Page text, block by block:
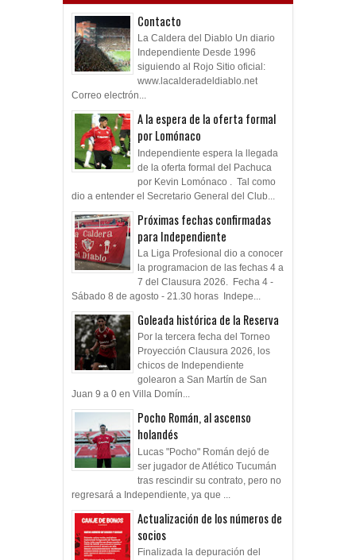
Contacto
La Caldera del Diablo Un diario
Independiente Desde 1996
siguiendo al Rojo Sitio oficial:
www.lacalderadeldiablo.net
Correo electrón...
A la espera de la oferta formal
por Lomónaco
Independiente espera la llegada
de la oferta formal del Pachuca
por Kevin Lomónaco . Tal como
dio a entender el Secretario General del Club...
Próximas fechas confirmadas
para Independiente
La Liga Profesional dio a conocer
la programacion de las fechas 4 a
7 del Clausura 2026. Fecha 4 -
Sábado 8 de agosto - 21.30 horas Indepe...
Goleada histórica de la Reserva
Por la tercera fecha del Torneo
Proyección Clausura 2026, los
chicos de Independiente
golearon a San Martín de San
Juan 9 a 0 en Villa Domín...
Pocho Román, al ascenso
holandés
Lucas "Pocho" Román dejó de
ser jugador de Atlético Tucumán
tras rescindir su contrato, pero no
regresará a Independiente, ya que ...
Actualización de los números de
socios
Finalizada la depuración del